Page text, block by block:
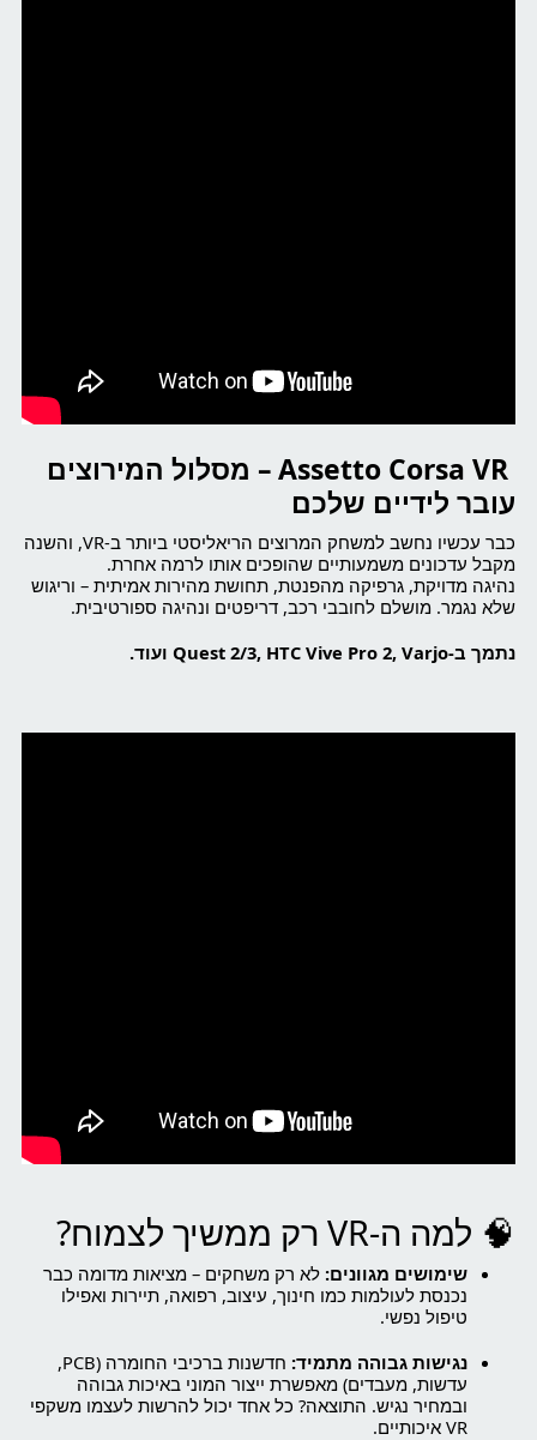
Assetto Corsa VR – מסלול המירוצים
עובר לידיים שלכם
כבר עכשיו נחשב למשחק המרוצים הריאליסטי ביותר ב-VR, והשנה
מקבל עדכונים משמעותיים שהופכים אותו לרמה אחרת.
נהיגה מדויקת, גרפיקה מהפנטת, תחושת מהירות אמיתית – וריגוש
שלא נגמר. מושלם לחובבי רכב, דריפטים ונהיגה ספורטיבית.
נתמך ב-Quest 2/3, HTC Vive Pro 2, Varjo ועוד.
🧠 למה ה-VR רק ממשיך לצמוח?
שימושים מגוונים: לא רק משחקים – מציאות מדומה כבר
נכנסת לעולמות כמו חינוך, עיצוב, רפואה, תיירות ואפילו
טיפול נפשי.
נגישות גבוהה מתמיד:
חדשנות ברכיבי החומרה (PCB,
עדשות, מעבדים) מאפשרת ייצור המוני באיכות גבוהה
ובמחיר נגיש. התוצאה? כל אחד יכול להרשות לעצמו משקפי
VR איכותיים.